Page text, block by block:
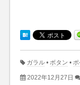
ガラル • ボタン •
2022年12月27日